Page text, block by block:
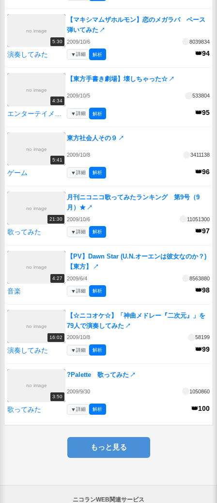
no image
5:30
【マキシマムザホルモン】恋のメガラバ ベース
弾いてみた ↗
2009/10/6 8039834
演奏してみた 👑94
▼詳細 解析
no image
4:34
【東方手書き劇場】壊しちゃった☆ ↗
2009/10/5 533804
エンターテイメント 👑95
▼詳細 解析
no image
5:41
東方社会人その９ ↗
2009/10/8 3411138
ゲーム 👑96
▼詳細 解析
no image
21:30
月刊ニコニコ歌ってみたランキング 第9号（9
月）★ ↗
2009/10/6 11051300
歌ってみた 👑97
▼詳細 解析
no image
4:27
【PV】Dawn Star (U.N.オーエンは彼女なのか？)
【東方】
↗
2009/6/4 8563880
音楽 👑98
▼詳細 解析
no image
16:02
【☆ニコオケ☆】「神曲メドレー『二次元』」を
79人で演奏してみた ↗
2009/10/8 58199
演奏してみた 👑99
▼詳細 解析
no image
3:50
?Palette 歌ってみた ↗
2009/9/30 1050860
歌ってみた 👑100
▼詳細 解析
もっと見る
ニコランWEB関連サービス